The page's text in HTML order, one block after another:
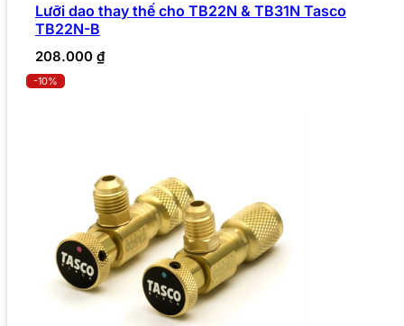
Lưỡi dao thay thế cho TB22N & TB31N Tasco
TB22N-B
208.000 ₫
-10%